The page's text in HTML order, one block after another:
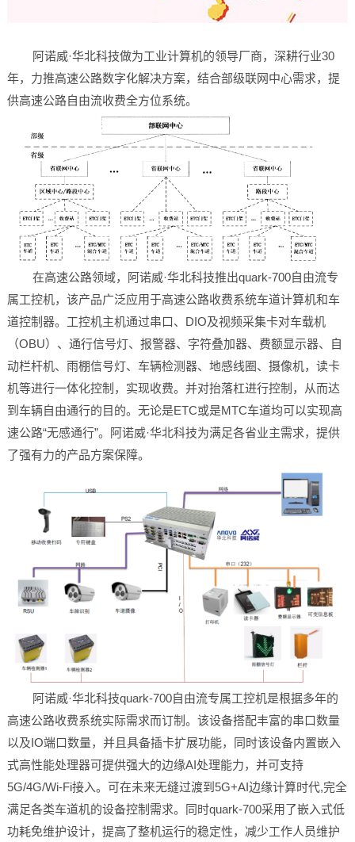
阿诺威·华北科技做为工业计算机的领导厂商，深耕行业30
年，力推高速公路数字化解决方案，结合部级联网中心需求，提
供高速公路自由流收费全方位系统。
在高速公路领域，阿诺威·华北科技推出quark-700自由流专
属工控机，该产品广泛应用于高速公路收费系统车道计算机和车
道控制器。工控机主机通过串口、DIO及视频采集卡对车载机
（OBU）、通行信号灯、报警器、字符叠加器、费额显示器、自
动栏杆机、雨棚信号灯、车辆检测器、地感线圈、摄像机，读卡
机等进行一体化控制，实现收费。并对抬落杠进行控制，从而达
到车辆自由通行的目的。无论是ETC或是MTC车道均可以实现高
速公路“无感通行”。阿诺威·华北科技为满足各省业主需求，提供
了强有力的产品方案保障。
阿诺威·华北科技quark-700自由流专属工控机是根据多年的
高速公路收费系统实际需求而订制。该设备搭配丰富的串口数量
以及IO端口数量，并且具备插卡扩展功能，同时该设备内置嵌入
式高性能处理器可提供强大的边缘AI处理能力，并可支持
5G/4G/Wi-Fi接入。可在未来无缝过渡到5G+AI边缘计算时代,完全
满足各类车道机的设备控制需求。同时quark-700采用了嵌入式低
功耗免维护设计，提高了整机运行的稳定性，减少工作人员维护